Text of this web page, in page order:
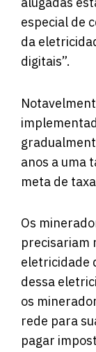
especial de
da
digitais”.
anos a uma
meta de
Os
precisariam
eletricidade
dessa
os
rede para
pagar